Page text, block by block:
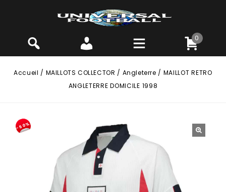
0
Accueil / MAILLOTS COLLECTOR / Angleterre / MAILLOT RETRO
ANGLETERRE DOMICILE 1998
-50%